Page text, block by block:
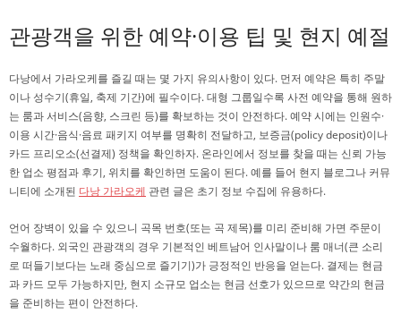
관광객을 위한 예약·이용 팁 및 현지 예절
다낭에서 가라오케를 즐길 때는 몇 가지 유의사항이 있다. 먼저 예약은 특히 주말
이나 성수기(휴일, 축제 기간)에 필수이다. 대형 그룹일수록 사전 예약을 통해 원하
는 룸과 서비스(음향, 스크린 등)를 확보하는 것이 안전하다. 예약 시에는 인원수·
이용 시간·음식·음료 패키지 여부를 명확히 전달하고, 보증금(policy deposit)이나
카드 프리오소(선결제) 정책을 확인하자. 온라인에서 정보를 찾을 때는 신뢰 가능
한 업소 평점과 후기, 위치를 확인하면 도움이 된다. 예를 들어 현지 블로그나 커뮤
니티에 소개된 다낭 가라오케 관련 글은 초기 정보 수집에 유용하다.
언어 장벽이 있을 수 있으니 곡목 번호(또는 곡 제목)를 미리 준비해 가면 주문이
수월하다. 외국인 관광객의 경우 기본적인 베트남어 인사말이나 룸 매너(큰 소리
로 떠들기보다는 노래 중심으로 즐기기)가 긍정적인 반응을 얻는다. 결제는 현금
과 카드 모두 가능하지만, 현지 소규모 업소는 현금 선호가 있으므로 약간의 현금
을 준비하는 편이 안전하다.